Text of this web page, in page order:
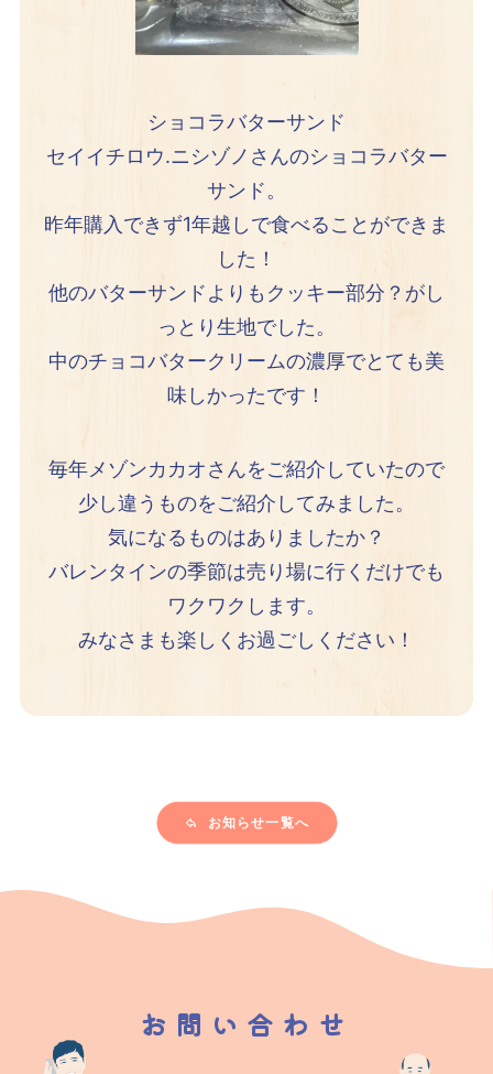
ショコラバターサンド
セイイチロウ.ニシゾノさんのショコラバター
サンド。
昨年購入できず1年越しで食べることができま
した！
他のバターサンドよりもクッキー部分？がし
っとり生地でした。
中のチョコバタークリームの濃厚でとても美
味しかったです！
毎年メゾンカカオさんをご紹介していたので
少し違うものをご紹介してみました。
気になるものはありましたか？
バレンタインの季節は売り場に行くだけでも
ワクワクします。
みなさまも楽しくお過ごしください！
お知らせ一覧へ
お問い合わせ